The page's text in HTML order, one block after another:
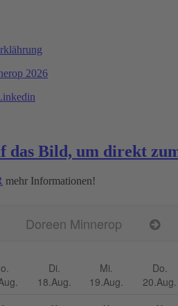
2026
das Bild, um direkt
mehr Informationen!